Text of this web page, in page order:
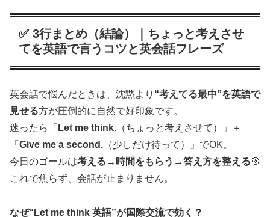
✅ 3行まとめ（結論）｜ちょっと考えさせ
てを英語で言うコツと英会話フレーズ
英会話で悩んだときは、沈黙より “考えてる最中”を英語で
見せる方が圧倒的に自然で好印象です。
迷ったら「 Let me think. （ちょっと考えさせて）」＋
「 Give me a second. （少しだけ待って）」でOK。
今日のゴールは考える→時間をもらう→答え方を整える🎯
これで焦らず、会話が止まりません。
なぜ“Let me think 英語”が国際交流で効く？